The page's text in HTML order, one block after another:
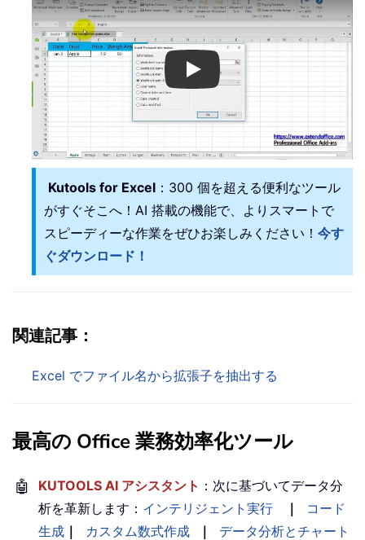
Play
Kutools for Excel ：300 個を超える便利なツール
がすぐそこへ！AI 搭載の機能で、よりスマートで
スピーディーな作業をぜひお楽しみください！ 今す
ぐダウンロード！
関連記事：
Excel でファイル名から拡張子を抽出する
最高の Office 業務効率化ツール
🤖 KUTOOLS AI アシスタント ：次に基づいてデータ分
析を革新します： インテリジェント実行 ｜
コード
生成 ｜ カスタム数式作成 ｜
データ分析とチャート